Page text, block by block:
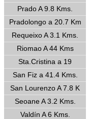
Prado A 9.8 Kms.
Pradolongo a 20.7 Km
Requeixo A 3.1 Kms.
Riomao A 44 Kms
Sta.Cristina a 19
San Fiz a 41.4 Kms.
San Lourenzo A 7.8 K
Seoane A 3.2 Kms.
Valdín A 6 Kms.